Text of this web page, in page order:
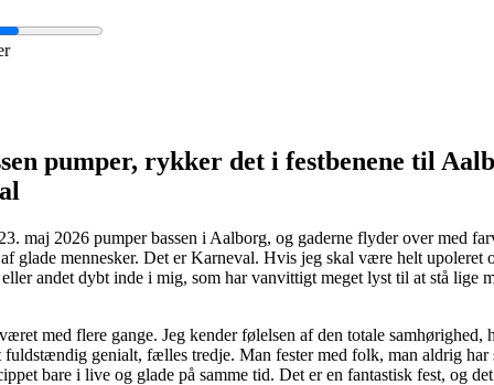
pumper, rykker det i festbenene til
maj 2026 pumper bassen i Aalborg, og gaderne flyder over med
glade mennesker. Det er Karneval. Hvis jeg skal være helt upoleret
eller andet dybt inde i mig, som har vanvittigt meget lyst til at stå lige
med flere gange. Jeg kender følelsen af den totale samhørighed,
fuldstændig genialt, fælles tredje. Man fester med folk, man aldrig har
bare i live og glade på samme tid. Det er en fantastisk fest, og